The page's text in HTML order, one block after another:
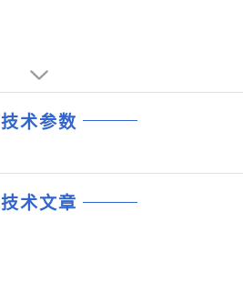
技术参数
技术文章